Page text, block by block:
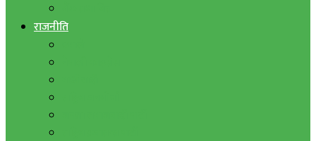
राजनीति